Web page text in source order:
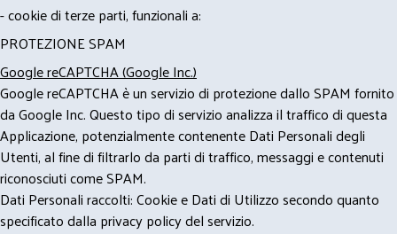
- cookie di terze parti, funzionali a:
PROTEZIONE SPAM
Google reCAPTCHA (Google Inc.)
Google reCAPTCHA è un servizio di protezione dallo SPAM fornito
da Google Inc. Questo tipo di servizio analizza il traffico di questa
Applicazione, potenzialmente contenente Dati Personali degli
Utenti, al fine di filtrarlo da parti di traffico, messaggi e contenuti
riconosciuti come SPAM.
Dati Personali raccolti: Cookie e Dati di Utilizzo secondo quanto
specificato dalla privacy policy del servizio.